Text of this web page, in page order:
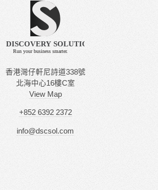
香港灣仔軒尼詩道338號
北海中心16樓C室
View Map
+852 6392 2372
info@dscsol.com